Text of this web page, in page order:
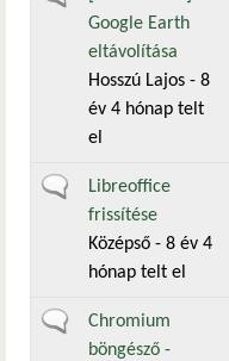
Google Earth
eltávolítása
Hosszú Lajos - 8
év 4 hónap telt
el
Általános téma
Libreoffice
frissítése
Középső - 8 év 4
hónap telt el
Általános téma
Chromium
böngésző -